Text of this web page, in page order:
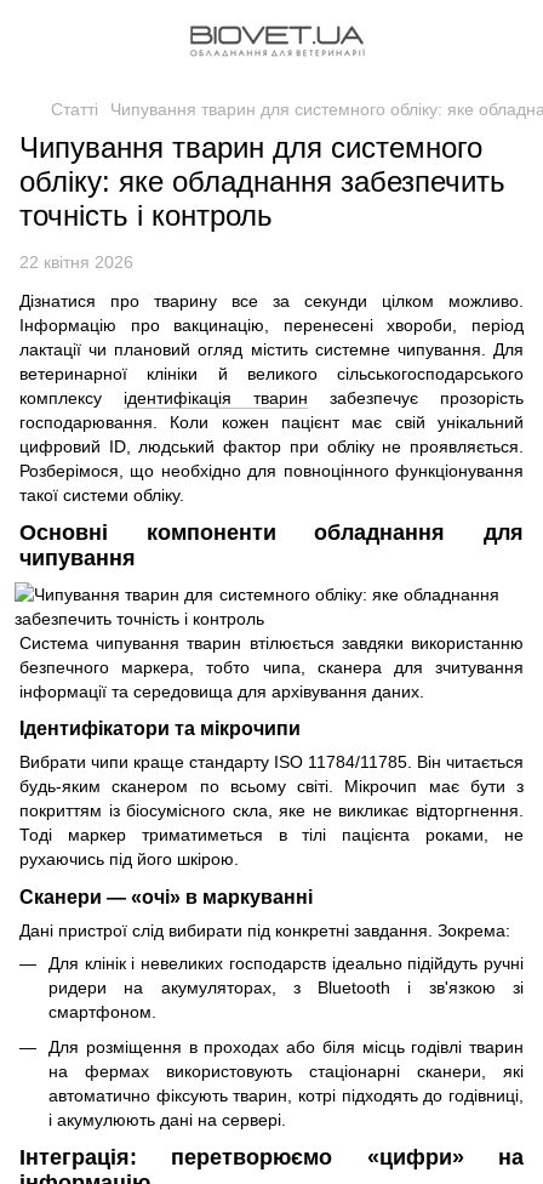
Статті Чипування тварин для системного обліку: яке
Чипування тварин для системного
обліку: яке обладнання забезпечить
точність і контроль
22 квітня 2026
Дізнатися про тварину все за секунди цілком можливо.
Інформацію про вакцинацію, перенесені хвороби, період
лактації чи плановий огляд містить системне чипування. Для
ветеринарної клініки й великого сільськогосподарського
комплексу ідентифікація тварин забезпечує прозорість
господарювання. Коли кожен пацієнт має свій унікальний
цифровий ID, людський фактор при обліку не проявляється.
Розберімося, що необхідно для повноцінного функціонування
такої системи обліку.
Основні компоненти обладнання для
чипування
Система чипування тварин втілюється завдяки використанню
безпечного маркера, тобто чипа, сканера для зчитування
інформації та середовища для архівування даних.
Ідентифікатори та мікрочипи
Вибрати чипи краще стандарту ISO 11784/11785. Він читається
будь-яким сканером по всьому світі. Мікрочип має бути з
покриттям із біосумісного скла, яке не викликає відторгнення.
Тоді маркер триматиметься в тілі пацієнта роками, не
рухаючись під його шкірою.
Сканери — «очі» в маркуванні
Дані пристрої слід вибирати під конкретні завдання. Зокрема:
Для клінік і невеликих господарств ідеально підійдуть ручні
ридери на акумуляторах, з Bluetooth і зв'язкою зі
смартфоном.
Для розміщення в проходах або біля місць годівлі тварин
на фермах використовують стаціонарні сканери, які
автоматично фіксують тварин, котрі підходять до годівниці,
і акумулюють дані на сервері.
Інтеграція: перетворюємо «цифри» на